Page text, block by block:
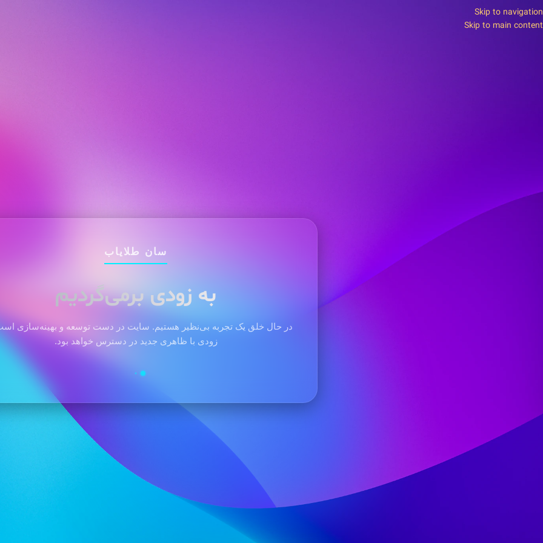
Skip to navigation
Skip to main content
سان طلایاب
به زودی برمی‌گردیم
در حال خلق یک تجربه بی‌نظیر هستیم. سایت در دست توسعه و بهینه‌سازی
زودی با ظاهری جدید در دسترس خواهد بود.